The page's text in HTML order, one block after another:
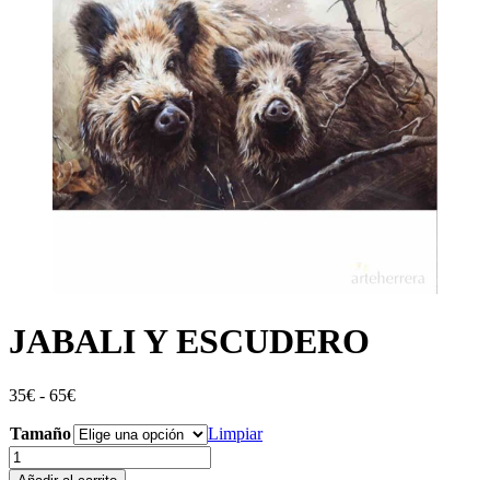
JABALI Y ESCUDERO
35€ - 65€Rango
precios:
desde
35€
Tamaño
Limpiar
JABALI
Y